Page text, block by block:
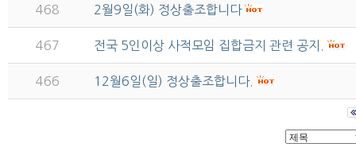
468 2월9일(화) 정상출조합니다
467 전국 5인이상 사적모임 집합금지 관련 공지.
466 12월6일(일) 정상출조합니다.